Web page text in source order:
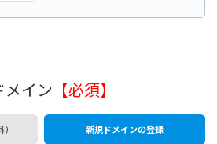
メイン 【必須】
新規ドメインの登録